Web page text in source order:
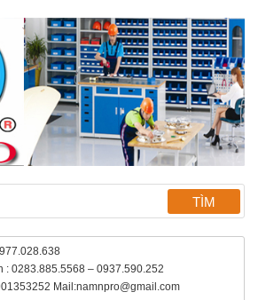
: 0283.885.5568 – 0937.590.252
Mail:namnpro@gmail.com